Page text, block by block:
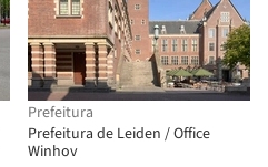
Prefeitura
Prefeitura de Leiden / Office
Winhov